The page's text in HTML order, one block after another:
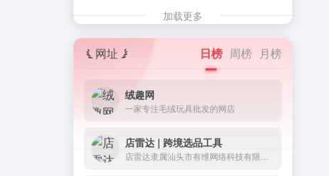
加载更多
网址 日榜 周榜 月榜
绒趣网
一家专注毛绒玩具批发的网店
店雷达 | 跨境选品工具